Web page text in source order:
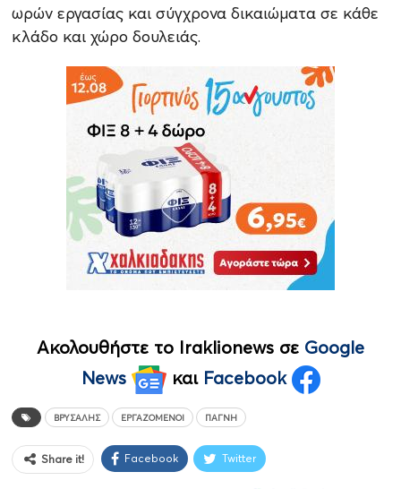
ωρών εργασίας και σύγχρονα δικαιώματα σε κάθε
κλάδο και χώρο δουλειάς.
Ακολουθήστε το Iraklionews σε Google
News
και Facebook
ΒΡΎΣΑΛΗΣ ΕΡΓΑΖΌΜΕΝΟΙ ΠΑΓΝΗ
Share it! Facebook Twitter